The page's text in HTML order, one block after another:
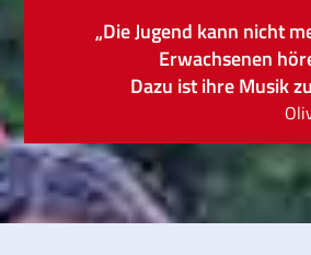
„Die Jugend kann nicht
Erwachsenen
Dazu ist ihre Musik